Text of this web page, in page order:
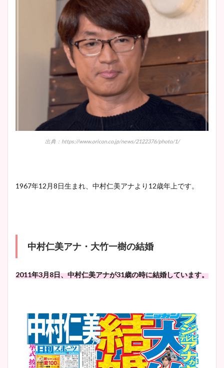
wikiプロフも！
安藤萌々アナのカップ画像や
ニット衣装まとめ！美足の筋
鈴木唯の太ってた時の体重が
イエット方は？昔と現在を画
豊島実季アナのカップ画像ま
まとめ！足も美脚でカップも
池谷実悠アナのメガネ画像が
かわいい！カップや水着姿も
まとめた！
出典：https://www.oricon.co.jp/news/2122376/photo/1/
1967年12月8日生まれ、中村仁美アナより12歳年上です。
中村仁美アナ・大竹一樹の結婚
2011年3月8日、中村仁美アナが31歳の時に結婚しています。